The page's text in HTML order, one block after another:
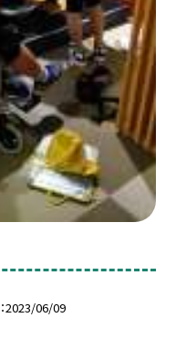
2023/06/09